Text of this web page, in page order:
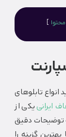
یکی از
دقیق
را